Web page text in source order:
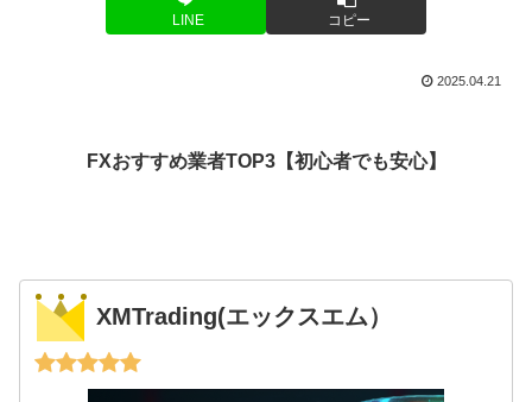
LINE コピー
2025.04.21
FXおすすめ業者TOP3【初心者でも安心】
XMTrading(エックスエム）